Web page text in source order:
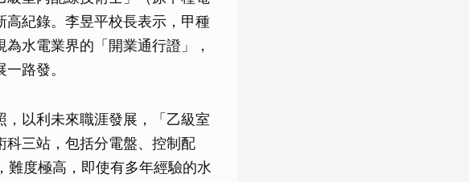
高紀錄。李昱平校長表示，甲種
水電業界的「開業通行證」，
路發。
以利未來職涯發展，「乙級室
科三站，包括分電盤、控制配
難度極高，即使有多年經驗的水